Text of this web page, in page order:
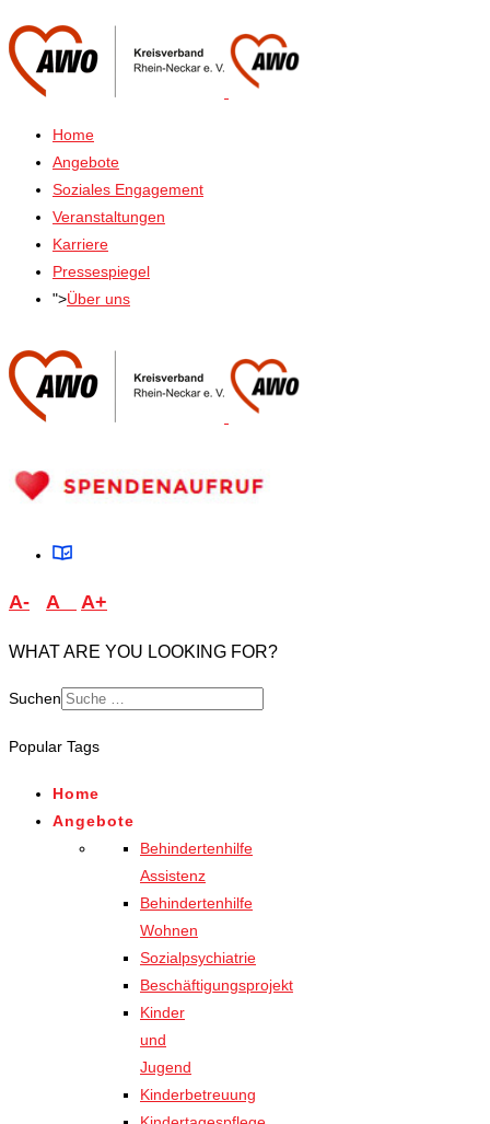
Home
Angebote
Soziales Engagement
Veranstaltungen
Karriere
Pressespiegel
">Über uns
A- A A+
WHAT ARE YOU LOOKING FOR?
Suchen
for results.
Popular Tags
Home
Angebote
Behindertenhilfe
Assistenz
Behindertenhilfe
Wohnen
Sozialpsychiatrie
Beschäftigungsprojekt
Kinder
und
Jugend
Kinderbetreuung